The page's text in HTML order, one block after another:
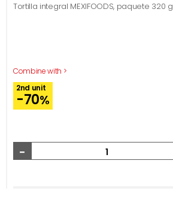
Tortilla integral MEXIFOODS, paquete 320 g
Combine with >
2nd unit
-70%
-